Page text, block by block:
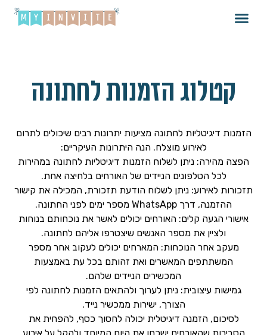
קטלוג הזמנות לחתונה
הזמנות דיגיטליות לחתונה מציעות יתרונות רבים שיכולים לתרום
לאירוע מוצלח. הנה היתרונות העיקריים:
הפצה מהירה: ניתן לשלוח הזמנות דיגיטליות לחתונה במהירות
לכל הטלפונים הניידים של האורחים בלחיצה אחת.
תזכורות לאירוע: ניתן לשלוח הודעת תזכורת, המכילה את קישור
ההזמנה, דרך WhatsApp מספר ימים לפני החתונה.
אישורי הגעה קלים: האורחים יכולים לאשר את נוכחותם בנוחות
ולציין את מספר האנשים שיצטרפו אליהם לחתונה.
מעקב אחר הנוכחות: המארחים יכולים לעקוב אחר מספר
המשתתפים המאשרים ואת זהותם בכל עת באמצעות
המכשירים הניידים שלהם.
גמישות עיצובית: ניתן לערוך ולהתאים הזמנות לחתונה לפי
הצורך, ישירות ממכשיר נייד.
לסיכום, הזמנה דיגיטלית יכולה לחסוך כסף, להפחית את